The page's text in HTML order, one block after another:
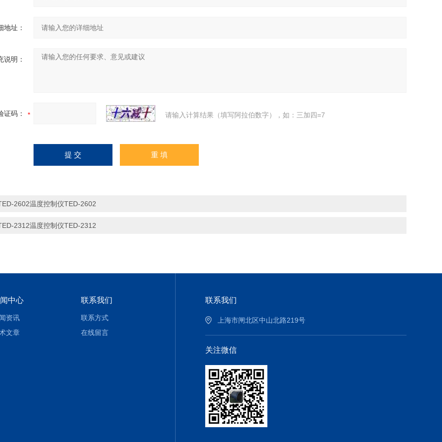
地址：
说明：
证码： 请输入计算结果（填写阿拉伯数字），如：三加四=7
2602温度控制仪TED-2602
2312温度控制仪TED-2312
中心
资讯
文章
联系我们
联系方式
在线留言
联系我们
上海市闸北区中山北路219号
关注微信